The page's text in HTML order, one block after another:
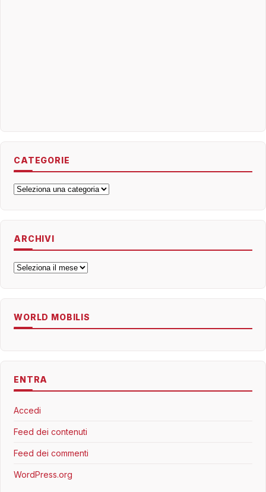
CATEGORIE
Categorie
ARCHIVI
Archivi
WORLD MOBILIS
ENTRA
Accedi
Feed dei contenuti
Feed dei commenti
WordPress.org